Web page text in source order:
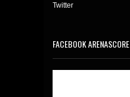
Twitter
FACEBOOK ARENASCORE